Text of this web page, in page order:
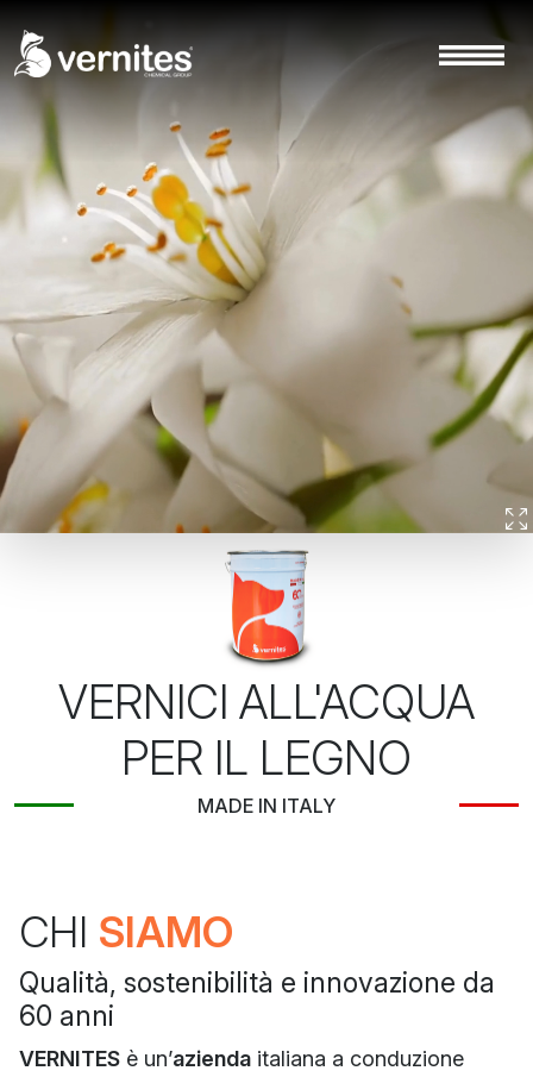
VERNICI ALL'ACQUA
PER IL LEGNO
MADE IN ITALY
CHI SIAMO
Qualità, sostenibilità e innovazione da
60 anni
VERNITES è un’azienda italiana a conduzione